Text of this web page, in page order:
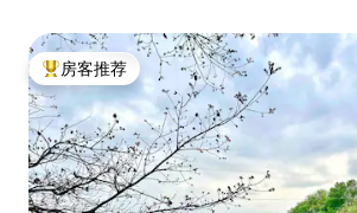
热门「房客推荐」
房客推荐